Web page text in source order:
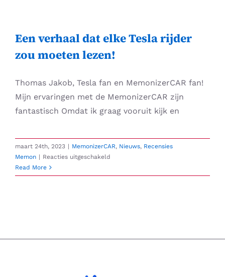
contentEen verhaal dat elke Tesla rijder
zou moeten lezen!
Thomas Jakob, Tesla fan en MemonizerCAR fan!
Mijn ervaringen met de MemonizerCAR zijn
fantastisch Omdat ik graag vooruit kijk en
maart 24th, 2023 | MemonizerCAR, Nieuws, Recensies
Memon | Reacties uitgeschakeld
verhaal
moeten
Read More